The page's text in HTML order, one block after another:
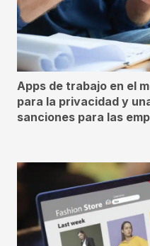
Apps de trabajo en el
para la privacidad y
sanciones para las